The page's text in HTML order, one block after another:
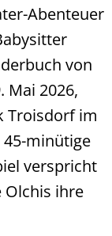
Abenteuer
von
Mai 2026,
Troisdorf im
minütige
verspricht
Olchis ihre